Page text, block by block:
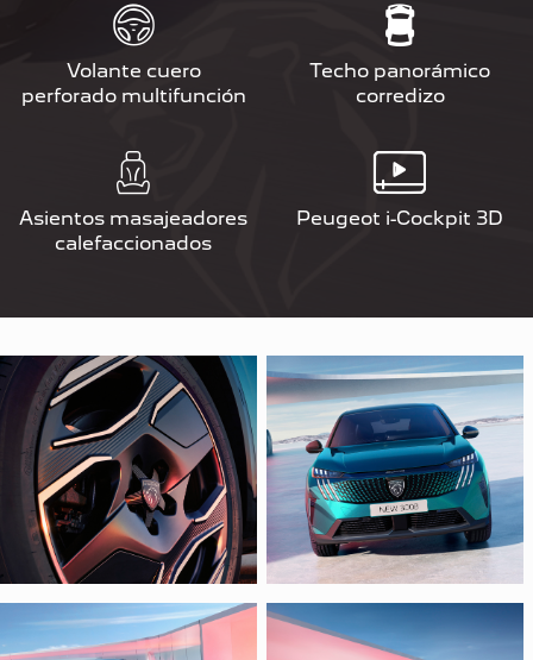
Volante cuero
perforado multifunción
Techo panorámico
corredizo
Asientos masajeadores
calefaccionados
Peugeot i-Cockpit 3D